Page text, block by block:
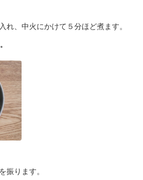
れ、中火にかけて５分ほど煮ます。
振ります。